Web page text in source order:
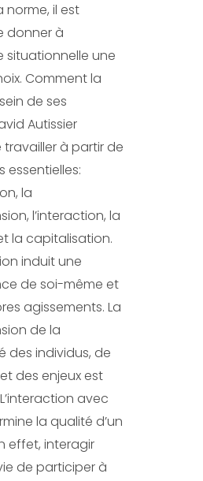
norme, il est
donner à
situationnelle une
Comment la
de ses
Autissier
à partir de
essentielles:
la
l’interaction, la
la capitalisation.
induit une
de soi-même et
agissements. La
de la
des individus, de
des enjeux est
avec
la qualité d’un
effet, interagir
de participer à